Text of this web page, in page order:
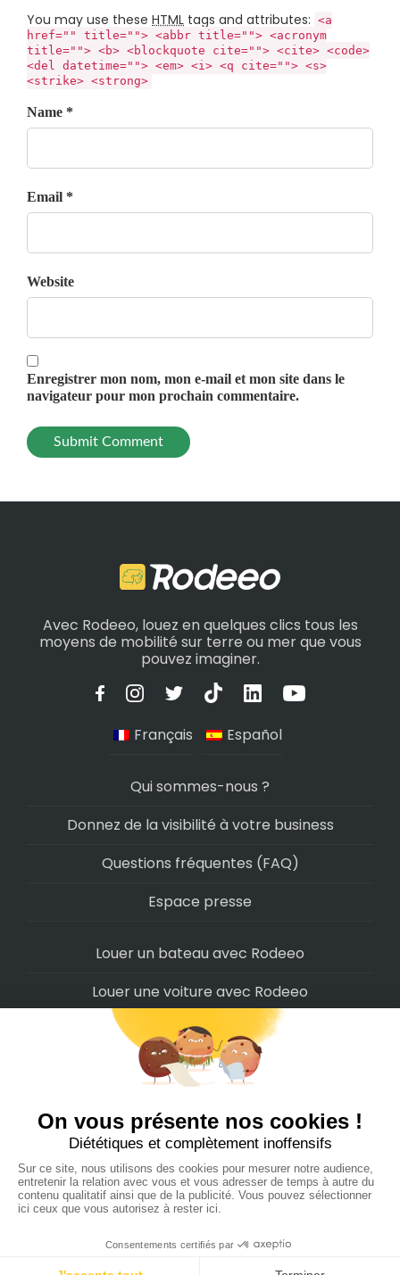
You may use these HTML tags and attributes: <a
href="" title=""> <abbr title=""> <acronym
title=""> <b> <blockquote cite=""> <cite> <code>
<del datetime=""> <em> <i> <q cite=""> <s>
<strike> <strong>
Name *
Email *
Website
Enregistrer mon nom, mon e-mail et mon site dans le
navigateur pour mon prochain commentaire.
Avec Rodeeo, louez en quelques clics tous les
moyens de mobilité sur terre ou mer que vous
pouvez imaginer.
Français Español
Qui sommes-nous ?
Donnez de la visibilité à votre business
Questions fréquentes (FAQ)
Espace presse
Louer un bateau avec Rodeeo
Louer une voiture avec Rodeeo
Louer une moto avec Rodeeo
Louer un scooter avec Rodeeo
Louer un Camping-Car avec Rodeeo
Rodeeo SAS © 2022- Politique de confidentialité